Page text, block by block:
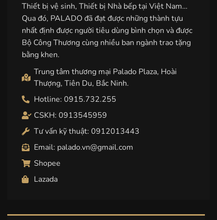
Thiết bị vệ sinh, Thiết bị Nhà bếp tại Việt Nam…
Qua đó, PALADO đã đạt được những thành tựu
nhất định được người tiêu dùng bình chọn và được
Bộ Công Thương cùng nhiều ban ngành trao tặng
bằng khen.
Trung tâm thương mại Palado Plaza, Hoài
Thượng, Tiên Du, Bắc Ninh.
Hotline: 0915.732.255
CSKH: 0913545959
Tư vấn kỹ thuật: 0912013443
Email: palado.vn@gmail.com
Shopee
Lazada